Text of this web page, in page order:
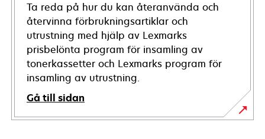
Ta reda på hur du kan återanvända och
återvinna förbrukningsartiklar och
utrustning med hjälp av Lexmarks
prisbelönta program för insamling av
tonerkassetter och Lexmarks program för
insamling av utrustning.
Gå till sidan